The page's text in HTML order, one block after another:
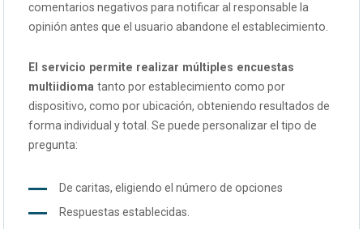
comentarios negativos para notificar al responsable la
opinión antes que el usuario abandone el establecimiento.
El servicio permite realizar múltiples encuestas
multiidiomatanto por establecimiento como por
dispositivo, como por ubicación, obteniendo resultados de
forma individual y total. Se puede personalizar el tipo de
pregunta:
De caritas, eligiendo el número de opciones
Respuestas establecidas.